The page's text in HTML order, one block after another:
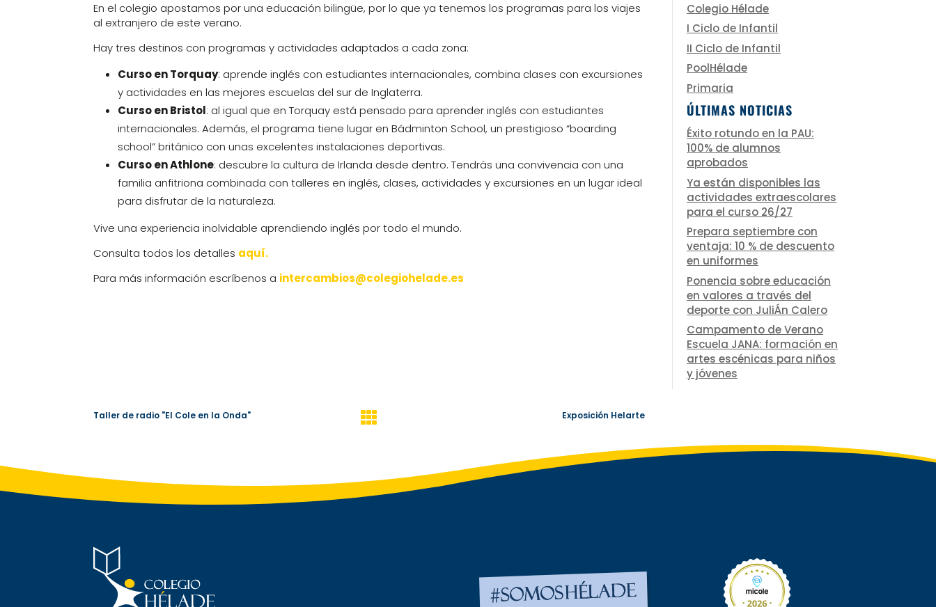
En el colegio apostamos por una educación bilingüe, por lo que ya tenemos los programas para los viajes
al extranjero de este verano.
Hay tres destinos con programas y actividades adaptados a cada zona:
Curso en Torquay: aprende inglés con estudiantes internacionales, combina clases con excursiones
y actividades en las mejores escuelas del sur de Inglaterra.
Curso en Bristol: al igual que en Torquay está pensado para aprender inglés con estudiantes
internacionales. Además, el programa tiene lugar en Bádminton School, un prestigioso “boarding
school” británico con unas excelentes instalaciones deportivas.
Curso en Athlone: descubre la cultura de Irlanda desde dentro. Tendrás una convivencia con una
familia anfitriona combinada con talleres en inglés, clases, actividades y excursiones en un lugar ideal
para disfrutar de la naturaleza.
Vive una experiencia inolvidable aprendiendo inglés por todo el mundo.
Consulta todos los detalles aquí.
Para más información escríbenos a intercambios@colegiohelade.es
Colegio Hélade
I Ciclo de Infantil
II Ciclo de Infantil
PoolHélade
Primaria
ÚLTIMAS NOTICIAS
Éxito rotundo en la PAU:
100% de alumnos
aprobados
Ya están disponibles las
actividades extraescolares
para el curso 26/27
Prepara septiembre con
ventaja: 10 % de descuento
en uniformes
Ponencia sobre educación
en valores a través del
deporte con JuliÁn Calero
Campamento de Verano
Escuela JANA: formación en
artes escénicas para niños
y jóvenes

Taller de radio "El Cole en la Onda" Exposición Helarte